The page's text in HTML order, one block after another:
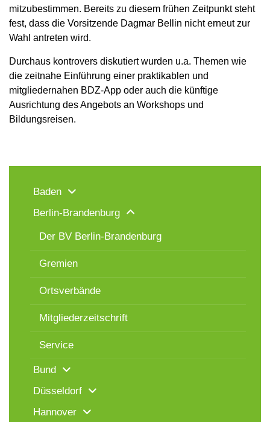
mitzubestimmen. Bereits zu diesem frühen Zeitpunkt steht
fest, dass die Vorsitzende Dagmar Bellin nicht erneut zur
Wahl antreten wird.
Durchaus kontrovers diskutiert wurden u.a. Themen wie
die zeitnahe Einführung einer praktikablen und
mitgliedernahen BDZ‑App oder auch die künftige
Ausrichtung des Angebots an Workshops und
Bildungsreisen.
Baden
Berlin-Brandenburg
Der BV Berlin-Brandenburg
Gremien
Ortsverbände
Mitgliederzeitschrift
Service
Bund
Düsseldorf
Hannover